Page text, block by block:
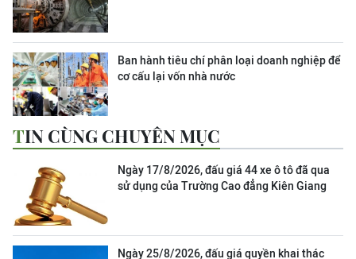
Ban hành tiêu chí phân loại doanh nghiệp để
cơ cấu lại vốn nhà nước
TIN CÙNG CHUYÊN MỤC
Ngày 17/8/2026, đấu giá 44 xe ô tô đã qua
sử dụng của Trường Cao đẳng Kiên Giang
Ngày 25/8/2026, đấu giá quyền khai thác